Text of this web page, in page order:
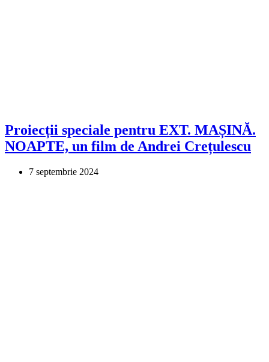
Proiecții speciale pentru EXT. MAȘINĂ.
NOAPTE, un film de Andrei Crețulescu
7 septembrie 2024